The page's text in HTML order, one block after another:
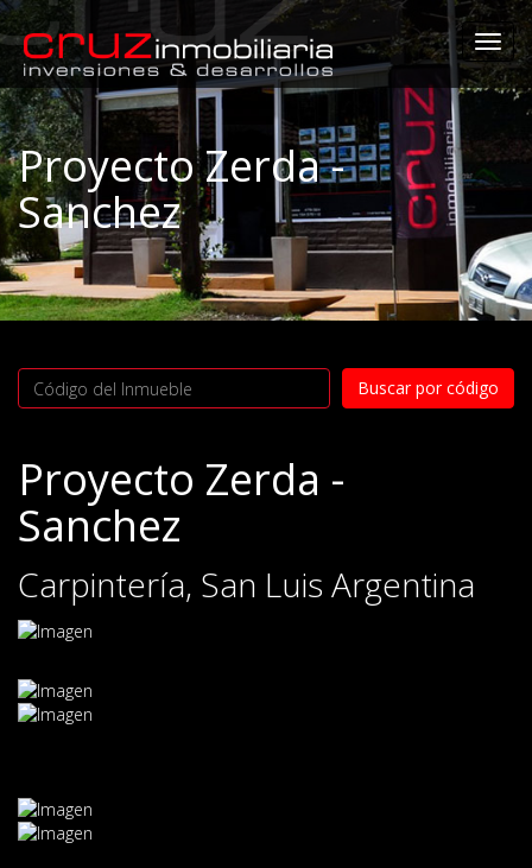
Proyecto Zerda -
Sanchez
Proyecto Zerda -
Sanchez
Carpintería, San Luis Argentina